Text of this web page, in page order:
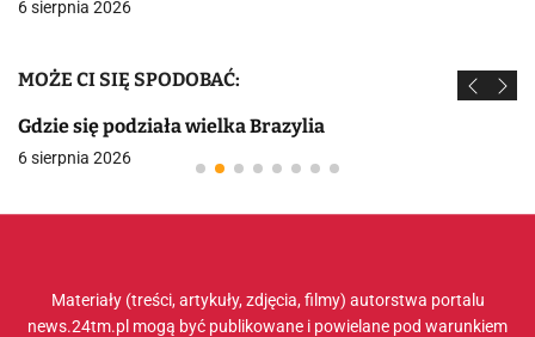
6 sierpnia 2026
MOŻE CI SIĘ SPODOBAĆ:
Gdzie się podziała wielka Brazylia
6 sierpnia 2026
Materiały (treści, artykuły, zdjęcia, filmy) autorstwa portalu
news.24tm.pl mogą być publikowane i powielane pod warunkiem